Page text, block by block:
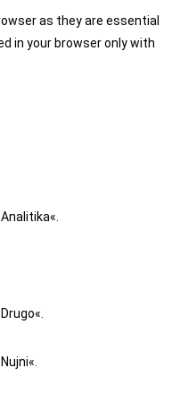
as they are essential
in your browser only with